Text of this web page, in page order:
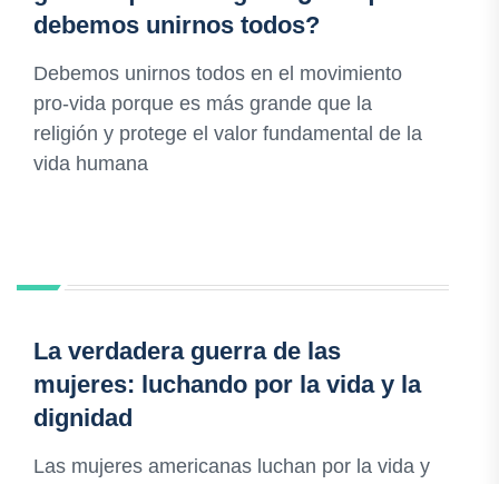
debemos unirnos todos?
Debemos unirnos todos en el movimiento
pro-vida porque es más grande que la
religión y protege el valor fundamental de la
vida humana
La verdadera guerra de las
mujeres: luchando por la vida y la
dignidad
Las mujeres americanas luchan por la vida y